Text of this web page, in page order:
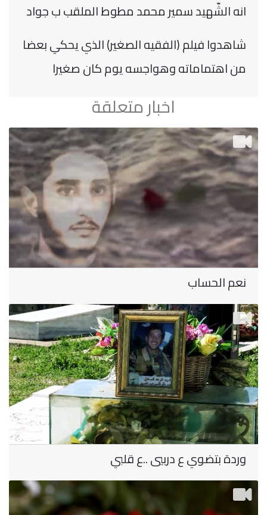
انه الشّهيد سمير محمد مطوط الملقب ب جواد
شاهدوا فيلم (الفقيه الصغير) الذي يحكي بعضا
من اهتماماته وهواجسه يوم كان صغيرا
اخبار متعلقة
نعم الحساب
وردة بتضوي ع دربيي ..ع قلبي